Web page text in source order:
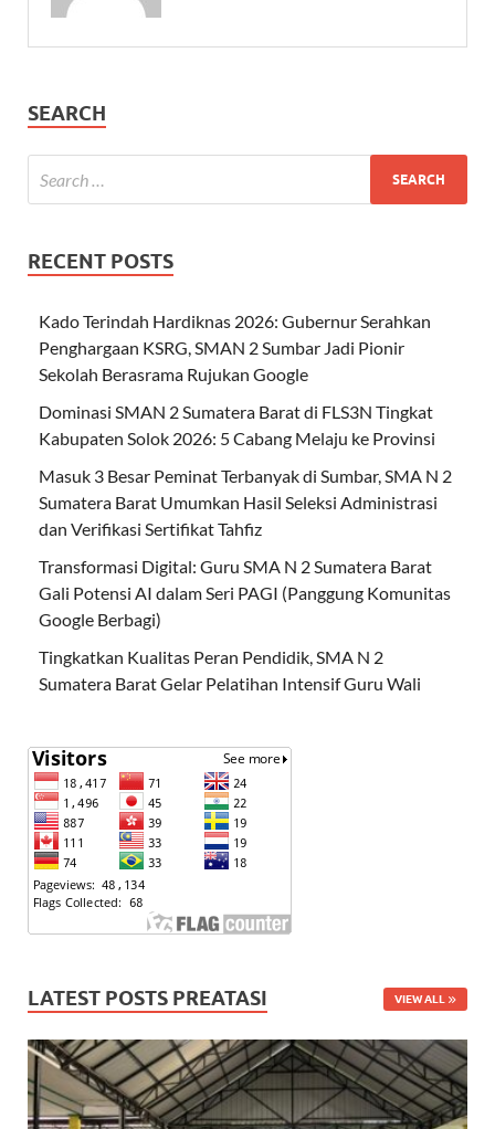
SEARCH
RECENT POSTS
Kado Terindah Hardiknas 2026: Gubernur Serahkan
Penghargaan KSRG, SMAN 2 Sumbar Jadi Pionir
Sekolah Berasrama Rujukan Google
Dominasi SMAN 2 Sumatera Barat di FLS3N Tingkat
Kabupaten Solok 2026: 5 Cabang Melaju ke Provinsi
Masuk 3 Besar Peminat Terbanyak di Sumbar, SMA N 2
Sumatera Barat Umumkan Hasil Seleksi Administrasi
dan Verifikasi Sertifikat Tahfiz
Transformasi Digital: Guru SMA N 2 Sumatera Barat
Gali Potensi AI dalam Seri PAGI (Panggung Komunitas
Google Berbagi)
Tingkatkan Kualitas Peran Pendidik, SMA N 2
Sumatera Barat Gelar Pelatihan Intensif Guru Wali
LATEST POSTS PREATASI VIEW ALL